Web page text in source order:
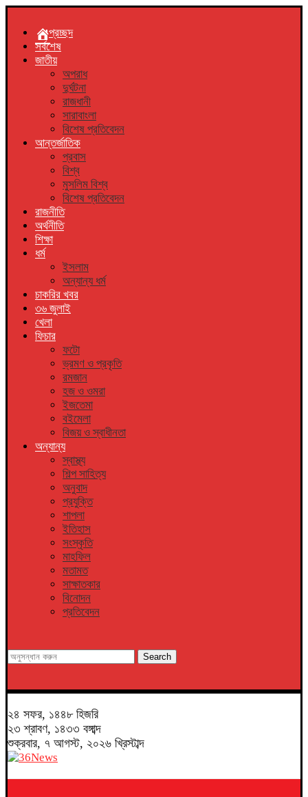
প্রচ্ছদ
সর্বশেষ
জাতীয়
অপরাধ
দুর্ঘটনা
রাজধানী
সারাবাংলা
বিশেষ প্রতিবেদন
আন্তর্জাতিক
প্রবাস
বিশ্ব
মুসলিম বিশ্ব
বিশেষ প্রতিবেদন
রাজনীতি
অর্থনীতি
শিক্ষা
ধর্ম
ইসলাম
অন্যান্য ধর্ম
চাকরির খবর
৩৬ জুলাই
খেলা
ফিচার
ফটো
ভ্রমণ ও প্রকৃতি
রমজান
হজ ও ওমরা
ইজতেমা
বইমেলা
বিজয় ও স্বাধীনতা
অন্যান্য
স্বাস্থ্য
শিল্প সাহিত্য
অনুবাদ
প্রযুক্তি
শাপলা
ইতিহাস
সংস্কৃতি
মাহফিল
মতামত
সাক্ষাতকার
বিনোদন
প্রতিবেদন
Search
২৪ সফর, ১৪৪৮ হিজরি
২৩ শ্রাবণ, ১৪৩৩ বঙ্গাব্দ
শুক্রবার, ৭ আগস্ট, ২০২৬ খ্রিস্টাব্দ